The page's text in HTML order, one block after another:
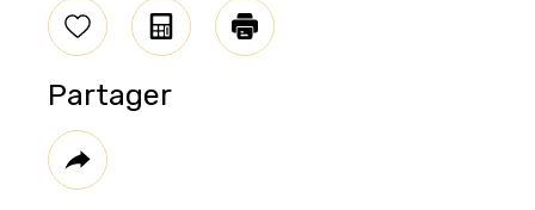
SélectionnerCalculatriceImprimer
Partager
Plus
de